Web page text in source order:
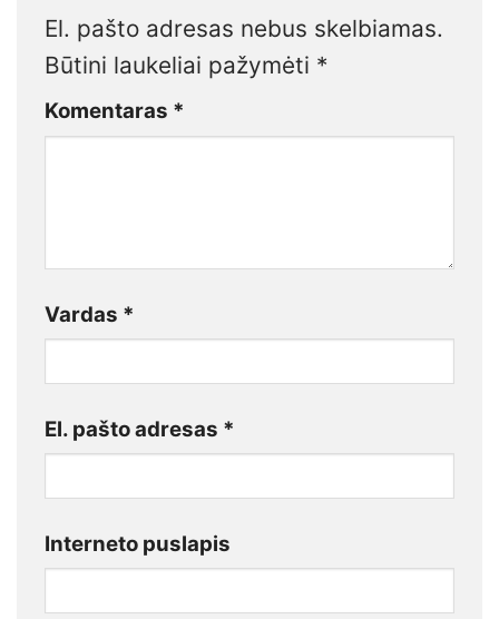
El. pašto adresas nebus skelbiamas.
Būtini laukeliai pažymėti *
Komentaras *
Vardas *
El. pašto adresas *
Interneto puslapis